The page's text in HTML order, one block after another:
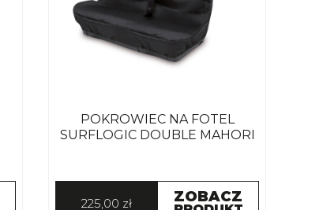
POKROWIEC NA FOTEL
SURFLOGIC DOUBLE MAHORI
225,00 zł ZOBACZ